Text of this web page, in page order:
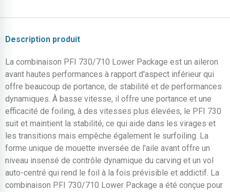
Description produit
La combinaison PFI 730/710 Lower Package est un aileron
avant hautes performances à rapport d'aspect inférieur qui
offre beaucoup de portance, de stabilité et de performances
dynamiques. À basse vitesse, il offre une portance et une
efficacité de foiling, à des vitesses plus élevées, le PFI 730
suit et maintient la stabilité, ce qui aide dans les virages et
les transitions mais empêche également le surfoiling. La
forme unique de mouette inversée de l'aile avant offre un
niveau insensé de contrôle dynamique du carving et un vol
auto-centré qui rend le foil à la fois prévisible et addictif. La
combinaison PFI 730/710 Lower Package a été conçue pour